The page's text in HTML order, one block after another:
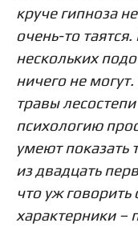
круче гипноза
очень-то
нескольких
ничего не
травы
психологию
умеют показать
из двадцать
что уж говорить
характерники –